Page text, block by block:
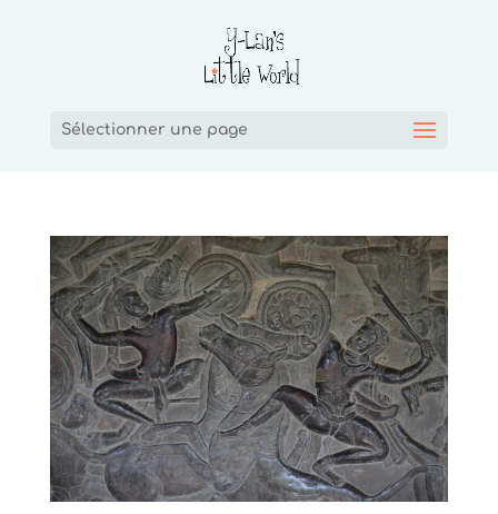
Sélectionner une page